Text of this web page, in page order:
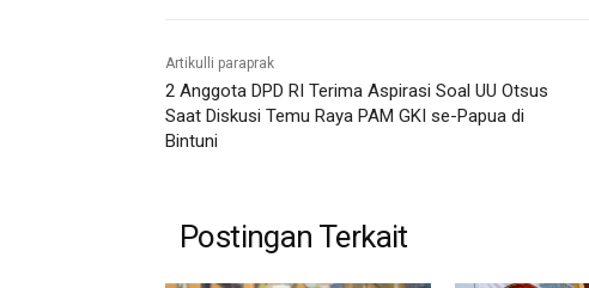
Artikulli paraprak
2 Anggota DPD RI Terima Aspirasi Soal UU Otsus
Saat Diskusi Temu Raya PAM GKI se-Papua di
Bintuni
Postingan Terkait